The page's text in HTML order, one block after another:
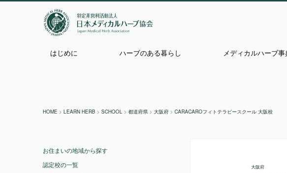
はじめに ハーブのある暮らし メディカルハーブ事
HOME > LEARN HERB > SCHOOL > 都道府県 > 大阪府 > CARACAROフィトテラピースクール 大阪校
お住まいの地域から探す
認定校の一覧
大阪府